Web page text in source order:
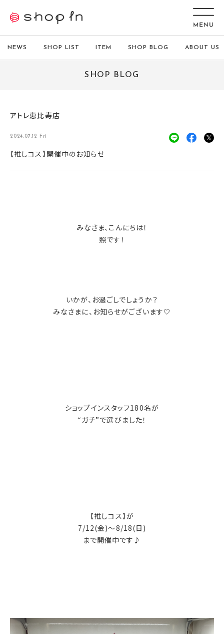
NEWS SHOP LIST ITEM SHOP BLOG ABOUT US
SHOP BLOG
アトレ恵比寿店
2024.07.12 Fri
【推しコス】開催中のお知らせ
みなさま、こんにちは！
照です！
いかが、お過ごしでしょうか？
みなさまに、お知らせがございます🤍
ショップインスタッフ180名が
“ガチ”で選びました！
【推しコス】が
7/12(金)〜8/18(日)
まで開催中です♪